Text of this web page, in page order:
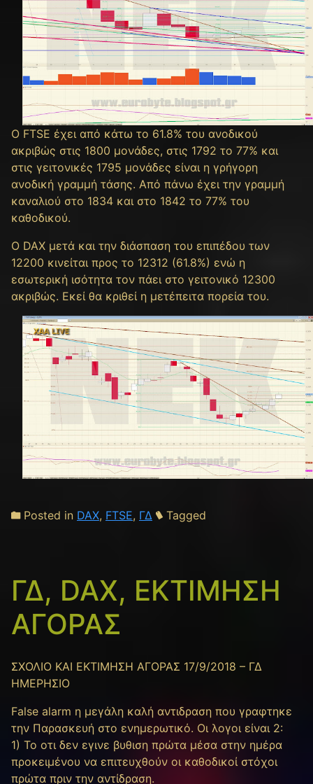
O FTSE έχει από κάτω το 61.8% του ανοδικού
ακριβώς στις 1800 μονάδες, στις 1792 το 77% και
στις γειτονικές 1795 μονάδες είναι η γρήγορη
ανοδική γραμμή τάσης. Από πάνω έχει την γραμμή
καναλιού στο 1834 και στο 1842 το 77% του
καθοδικού.
Ο DAX μετά και την διάσπαση του επιπέδου των
12200 κινείται προς το 12312 (61.8%) ενώ η
εσωτερική ισότητα τον πάει στο γειτονικό 12300
ακριβώς. Εκεί θα κριθεί η μετέπειτα πορεία του.
Posted in DAX, FTSE, ΓΔ Tagged
ΓΔ, DAX, ΕΚΤΙΜΗΣΗ
ΑΓΟΡΑΣ
ΣΧΟΛΙΟ ΚΑΙ ΕΚΤΙΜΗΣΗ ΑΓΟΡΑΣ 17/9/2018 – ΓΔ
ΗΜΕΡΗΣΙΟ
False alarm η μεγάλη καλή αντιδραση που γραφτηκε
την Παρασκευή στο ενημερωτικό. Οι λογοι είναι 2:
1) Το οτι δεν εγινε βυθιση πρώτα μέσα στην ημέρα
προκειμένου να επιτευχθούν οι καθοδικοί στόχοι
πρώτα πριν την αντίδραση.